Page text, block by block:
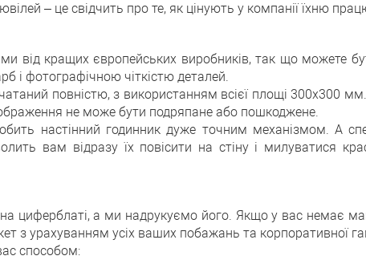
– це свідчить про те, як цінують у компанії їхню
від кращих європейських виробників, так що можете
і фотографічною чіткістю деталей.
повністю, з використанням всієї площі 300х300
не може бути подряпане або пошкоджене.
настінний годинник дуже точним механізмом. А
вам відразу їх повісити на стіну і милуватися
циферблаті, а ми надрукуємо його. Якщо у вас немає
з урахуванням усіх ваших побажань та корпоративної
способом: